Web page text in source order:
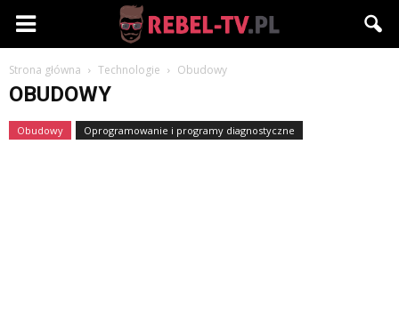
Rebel-
TV.pl
Strona główna Technologie Obudowy
OBUDOWY
Obudowy Oprogramowanie i programy diagnostyczne